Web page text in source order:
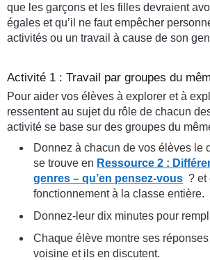
que les garçons et les filles devraient
égales et qu’il ne faut empêcher
activités ou un travail à cause de son
Activité 1 : Travail par groupes du
Pour aider vos élèves à explorer et à
ressentent au sujet du rôle de chacun
activité se base sur des groupes du
Donnez à chacun de vos élèves le
se trouve en Ressource 2 :
genres – qu’en pensez-vous ? et
fonctionnement à la classe entière.
Donnez-leur dix minutes pour
Chaque élève montre ses
voisine et ils en discutent.